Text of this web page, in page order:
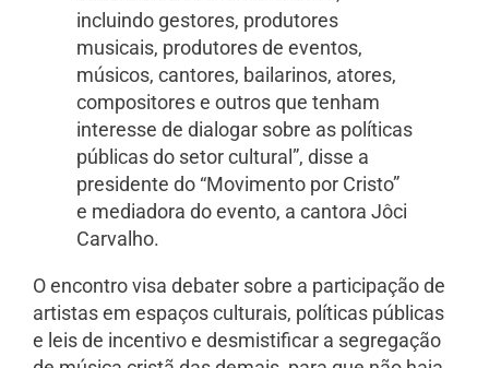
incluindo gestores, produtores
musicais, produtores de eventos,
músicos, cantores, bailarinos, atores,
compositores e outros que tenham
interesse de dialogar sobre as políticas
públicas do setor cultural”, disse a
presidente do “Movimento por Cristo”
e mediadora do evento, a cantora Jôci
Carvalho.
O encontro visa debater sobre a participação de
artistas em espaços culturais, políticas públicas
e leis de incentivo e desmistificar a segregação